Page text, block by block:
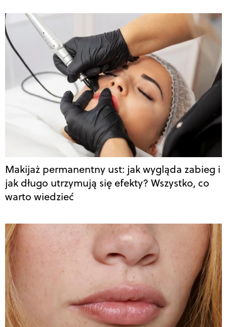
Makijaż permanentny ust: jak wygląda zabieg i
jak długo utrzymują się efekty? Wszystko, co
warto wiedzieć